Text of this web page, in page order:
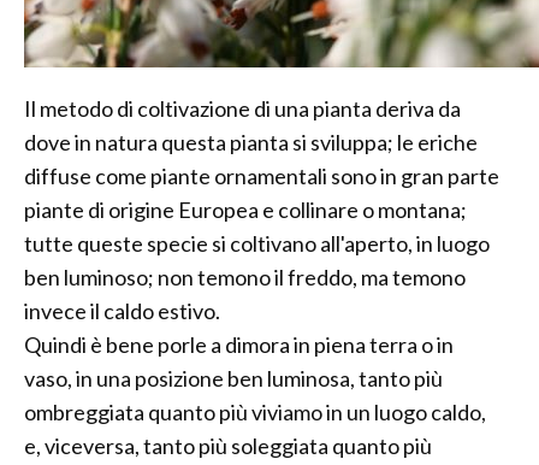
Il metodo di coltivazione di una pianta deriva da
dove in natura questa pianta si sviluppa; le eriche
diffuse come piante ornamentali sono in gran parte
piante di origine Europea e collinare o montana;
tutte queste specie si coltivano all'aperto, in luogo
ben luminoso; non temono il freddo, ma temono
invece il caldo estivo.
Quindi è bene porle a dimora in piena terra o in
vaso, in una posizione ben luminosa, tanto più
ombreggiata quanto più viviamo in un luogo caldo,
e, viceversa, tanto più soleggiata quanto più